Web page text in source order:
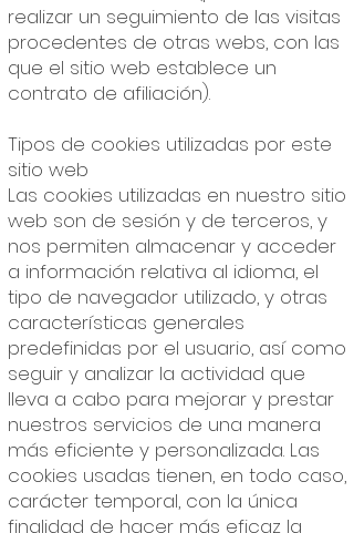
realizar un seguimiento de las visitas
procedentes de otras webs, con las
que el sitio web establece un
contrato de afiliación).
Tipos de cookies utilizadas por este
sitio web
Las cookies utilizadas en nuestro sitio
web son de sesión y de terceros, y
nos permiten almacenar y acceder
a información relativa al idioma, el
tipo de navegador utilizado, y otras
características generales
predefinidas por el usuario, así como
seguir y analizar la actividad que
lleva a cabo para mejorar y prestar
nuestros servicios de una manera
más eficiente y personalizada. Las
cookies usadas tienen, en todo caso,
carácter temporal, con la única
finalidad de hacer más eficaz la